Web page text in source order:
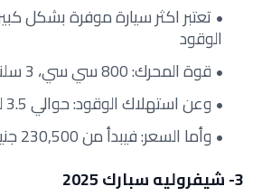
تعتبر اكثر سيارة موفرة بشكل
الوقود
قوة المحرك: 800 سي سي، 3 سلندر
وعن استهلاك الوقود: حوالي 3.5 لتر لكل 100 كم
وأما السعر: فيبدأ من 230,500 جنيه مصري
3- شيفروليه سبارك 2025